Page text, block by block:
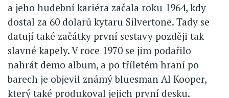
a jeho hudební kariéra začala roku 1964, kdy
dostal za 60 dolarů kytaru Silvertone. Tady se
datují také začátky první sestavy později tak
slavné kapely. V roce 1970 se jim podařilo
nahrát demo album, a po tříletém hraní po
barech je objevil známý bluesman Al Kooper,
který také produkoval jejich první desku.